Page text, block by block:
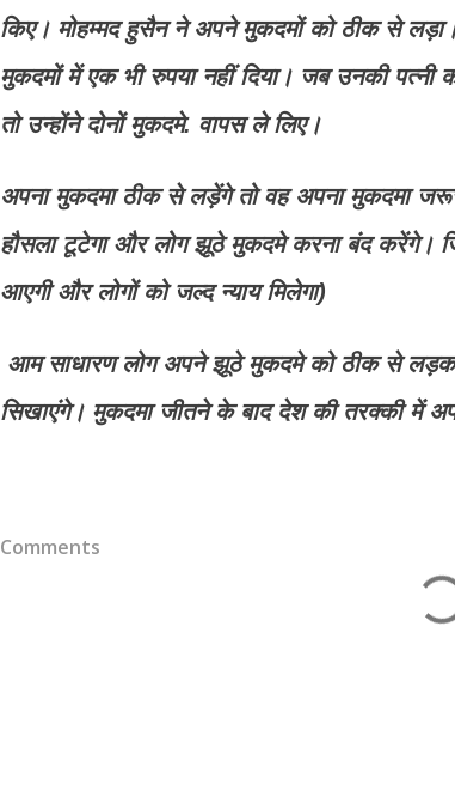
किए। मोहम्मद हुसैन ने अपने मुकदमों को ठीक से
मुकदमों में एक भी रुपया नहीं दिया। जब उनकी
तो उन्होंने दोनों मुकदमे. वापस ले लिए।
अपना मुकदमा ठीक से लड़ेंगे तो वह अपना मुकदमा
हौसला टूटेगा और लोग झूठे मुकदमे करना बंद करेंगे।
आएगी और लोगों को जल्द न्याय मिलेगा)
आम साधारण लोग अपने झूठे मुकदमे को ठीक से
सिखाएंगे। मुकदमा जीतने के बाद देश की तरक्की में
Comments